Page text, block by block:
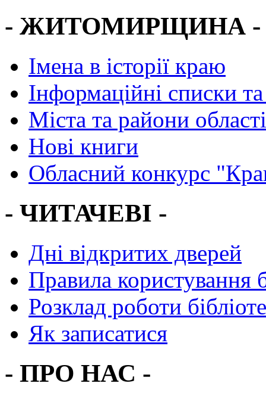
- ЖИТОМИРЩИНА -
Імена в історії краю
Інформаційні списки
Міста та райони області
Нові книги
Обласний конкурс
- ЧИТАЧЕВІ -
Дні відкритих дверей
Правила користування
Розклад роботи
Як записатися
- ПРО НАС -